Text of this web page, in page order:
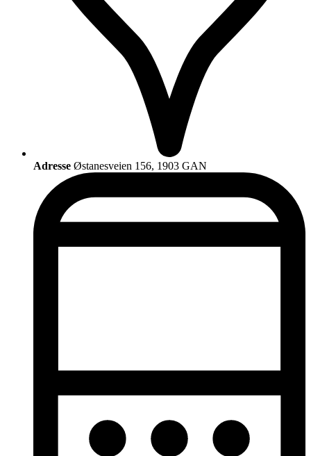
Adresse Østanesveien 156, 1903 GAN